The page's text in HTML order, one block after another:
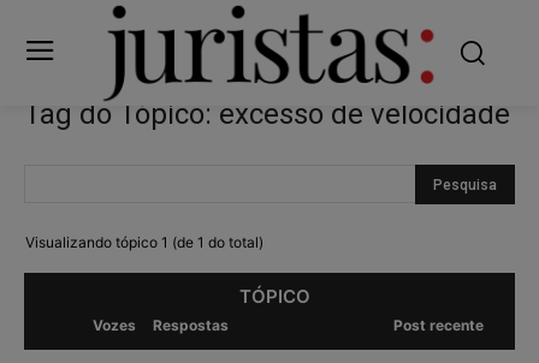
Tag do Tópico: excesso de velocidade
Visualizando tópico 1 (de 1 do total)
TÓPICO
Vozes Respostas Post recente